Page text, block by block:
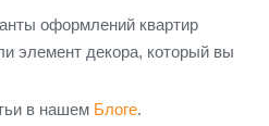
оформлений квартир
элемент декора, который вы
в нашем Блоге.